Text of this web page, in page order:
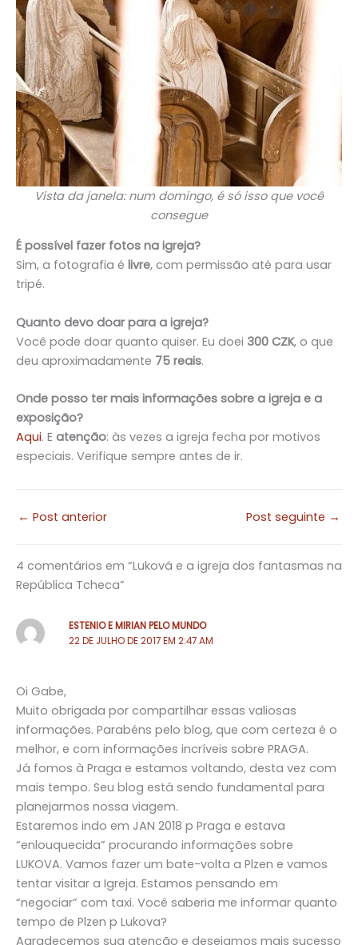
Vista da janela: num domingo, é só isso que você
consegue
É possível fazer fotos na igreja?
Sim, a fotografia é livre, com permissão até para usar
tripé.
Quanto devo doar para a igreja?
Você pode doar quanto quiser. Eu doei 300 CZK, o que
deu aproximadamente 75 reais.
Onde posso ter mais informações sobre a igreja e a
exposição?
Aqui. E atenção: às vezes a igreja fecha por motivos
especiais. Verifique sempre antes de ir.
← Post anterior Post seguinte →
4 comentários em “Luková e a igreja dos fantasmas na
República Tcheca”
ESTENIO E MIRIAN PELO MUNDO
22 DE JULHO DE 2017 EM 2:47 AM
Oi Gabe,
Muito obrigada por compartilhar essas valiosas
informações. Parabéns pelo blog, que com certeza é o
melhor, e com informações incríveis sobre PRAGA.
Já fomos à Praga e estamos voltando, desta vez com
mais tempo. Seu blog está sendo fundamental para
planejarmos nossa viagem.
Estaremos indo em JAN 2018 p Praga e estava
“enlouquecida” procurando informações sobre
LUKOVA. Vamos fazer um bate-volta a Plzen e vamos
tentar visitar a Igreja. Estamos pensando em
“negociar” com taxi. Você saberia me informar quanto
tempo de Plzen p Lukova?
Agradecemos sua atenção e desejamos mais sucesso